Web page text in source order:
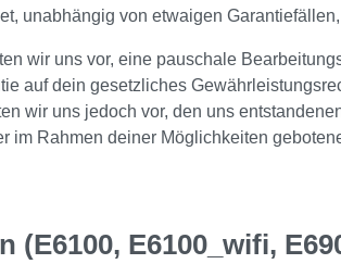
unabhängig von etwaigen
wir uns vor, eine pauschale
auf dein gesetzliches
wir uns jedoch vor, den uns
im Rahmen deiner Möglichkeiten
E6100_wifi,